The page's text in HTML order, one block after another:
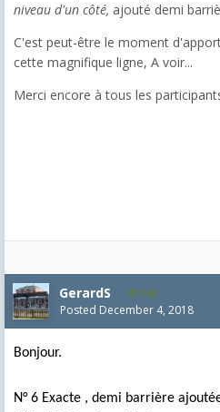
niveau d'un côté, ajouté demi
C'est peut-être le moment
cette magnifique ligne, A voir...
Merci encore à tous les
GerardS 548
Posted December 4, 2018
Bonjour.
N° 6 Exacte , demi barrière